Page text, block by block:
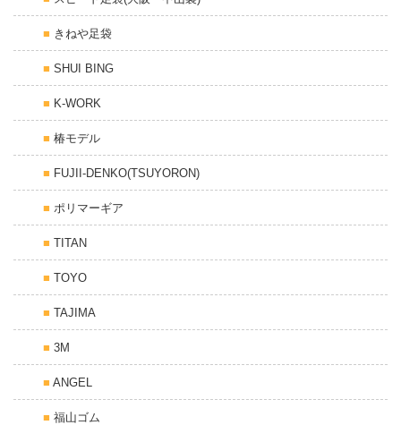
きねや足袋
SHUI BING
K-WORK
椿モデル
FUJII-DENKO(TSUYORON)
ポリマーギア
TITAN
TOYO
TAJIMA
3M
ANGEL
福山ゴム